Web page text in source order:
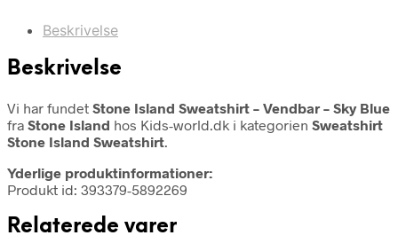
Beskrivelse
Beskrivelse
Vi har fundet Stone Island Sweatshirt – Vendbar – Sky Blue
fra Stone Island hos Kids-world.dk i kategorien Sweatshirt
Stone Island Sweatshirt.
Yderlige produktinformationer:
Produkt id: 393379-5892269
Relaterede varer